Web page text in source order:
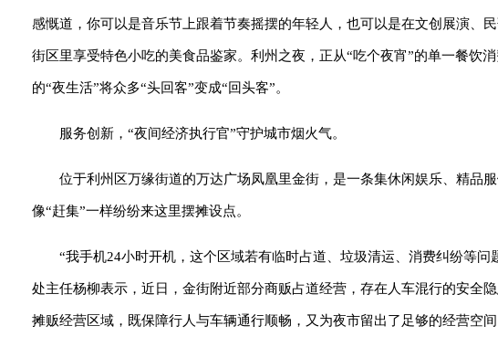
感慨道，你可以是音乐节上跟着节奏摇摆的年轻人，也可以是在文创展演、
街区里享受特色小吃的美食品鉴家。利州之夜，正从“吃个夜宵”的单一餐饮
的“夜生活”将众多“头回客”变成“回头客”。
服务创新，“夜间经济执行官”守护城市烟火气。
位于利州区万缘街道的万达广场凤凰里金街，是一条集休闲娱乐、精品
像“赶集”一样纷纷来这里摆摊设点。
“我手机24小时开机，这个区域若有临时占道、垃圾清运、消费纠纷等
处主任杨柳表示，近日，金街附近部分商贩占道经营，存在人车混行的安全
摊贩经营区域，既保障行人与车辆通行顺畅，又为夜市留出了足够的经营空间